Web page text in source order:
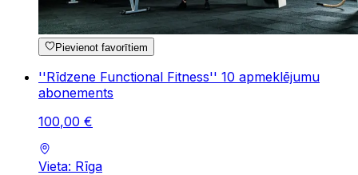
Pievienot favorītiem
''Rīdzene Functional Fitness'' 10 apmeklējumu
abonements
100,00 €
Vieta: Rīga